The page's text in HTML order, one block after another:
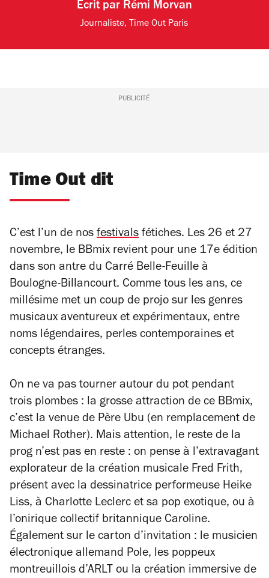
Écrit par Rémi Morvan
Journaliste, Time Out Paris
PUBLICITÉ
Time Out dit
C’est l’un de nos festivals fétiches. Les 26 et 27
novembre, le BBmix revient pour une 17e édition
dans son antre du Carré Belle-Feuille à
Boulogne-Billancourt. Comme tous les ans, ce
millésime met un coup de projo sur les genres
musicaux aventureux et expérimentaux, entre
noms légendaires, perles contemporaines et
concepts étranges.
On ne va pas tourner autour du pot pendant
trois plombes : la grosse attraction de ce BBmix,
c’est la venue de Père Ubu (en remplacement de
Michael Rother). Mais attention, le reste de la
prog n’est pas en reste : on pense à l’extravagant
explorateur de la création musicale Fred Frith,
présent avec la dessinatrice performeuse Heike
Liss, à Charlotte Leclerc et sa pop exotique, ou à
l’onirique collectif britannique Caroline.
Également sur le carton d’invitation : le musicien
électronique allemand Pole, les poppeux
montreuillois d’ARLT ou la création immersive de